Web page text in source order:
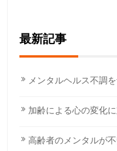
最新記事
メンタルヘルス不調
加齢による心の変化
高齢者のメンタルが